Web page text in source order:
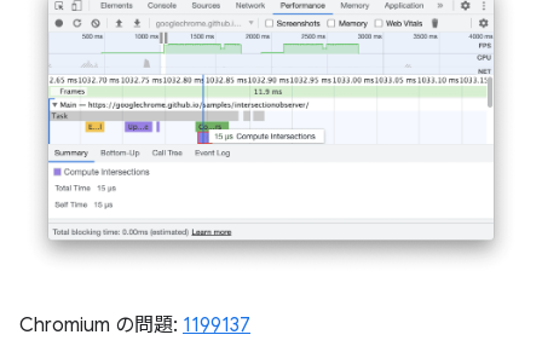
Chromium の問題: 1199137